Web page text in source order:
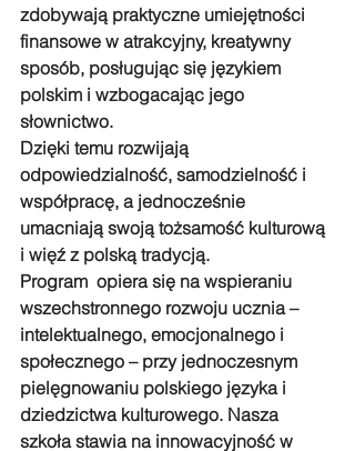
zdobywają praktyczne umiejętności
finansowe w atrakcyjny, kreatywny
sposób, posługując się językiem
polskim i wzbogacając jego
słownictwo.
Dzięki temu rozwijają
odpowiedzialność, samodzielność i
współpracę, a jednocześnie
umacniają swoją tożsamość kulturową
i więź z polską tradycją.
Program  opiera się na wspieraniu
wszechstronnego rozwoju ucznia –
intelektualnego, emocjonalnego i
społecznego – przy jednoczesnym
pielęgnowaniu polskiego języka i
dziedzictwa kulturowego. Nasza
szkoła stawia na innowacyjność w